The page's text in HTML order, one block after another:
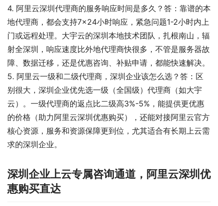
4. 阿里云深圳代理商的服务响应时间是多久？答：靠谱的本
地代理商，都会支持7×24小时响应，紧急问题1-2小时内上
门或远程处理。大宇云的深圳本地技术团队，扎根南山，辐
射全深圳，响应速度比外地代理商快很多，不管是服务器故
障、数据迁移，还是优惠咨询、补贴申请，都能快速解决。
5. 阿里云一级和二级代理商，深圳企业该怎么选？答：区
别很大，深圳企业优先选一级（全国级）代理商（如大宇
云）。一级代理商的返点比二级高3%-5%，能提供更优惠
的价格（助力阿里云深圳优惠购买），还能对接阿里云官方
核心资源，服务和资源保障更到位，尤其适合有长期上云需
求的深圳企业。
深圳企业上云专属咨询通道，阿里云深圳优
惠购买直达